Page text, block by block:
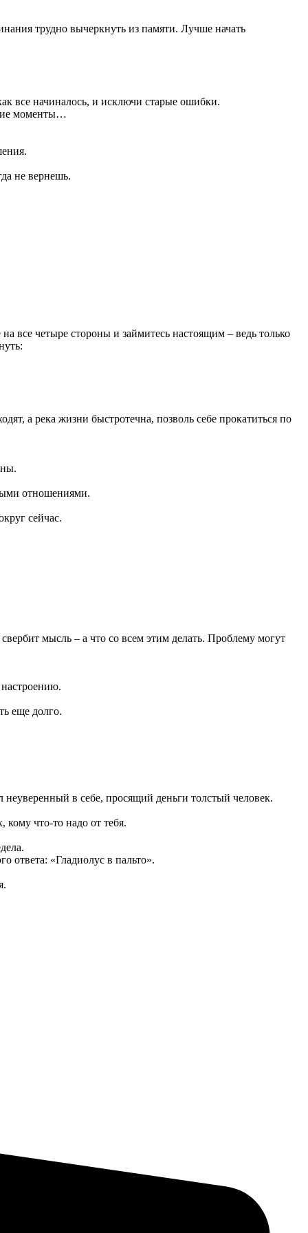
трудно вычеркнуть из памяти. Лучше начать
все начиналось, и исключи старые ошибки.
моменты…
не вернешь.
все четыре стороны и займитесь настоящим – ведь только
а река жизни быстротечна, позволь себе прокатиться по
отношениями.
сейчас.
мысль – а что со всем этим делать. Проблему могут
еще долго.
в себе, просящий деньги толстый человек.
что-то надо от тебя.
ответа: «Гладиолус в пальто».